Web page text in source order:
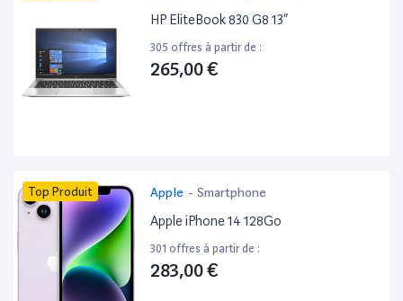
HP EliteBook 830 G8 13”
305 offres à partir de :
265,00 €
Top Produit Apple - Smartphone
Apple iPhone 14 128Go
301 offres à partir de :
283,00 €